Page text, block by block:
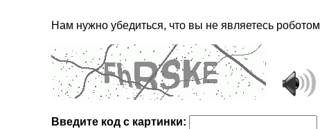
Нам нужно убедиться, что вы не являетесь роботом
Введите код с картинки: